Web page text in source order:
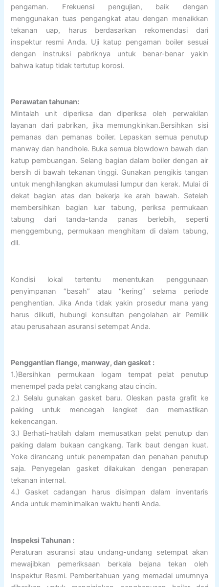
pengaman. Frekuensi pengujian, baik dengan
menggunakan tuas pengangkat atau dengan menaikkan
tekanan uap, harus berdasarkan rekomendasi dari
inspektur resmi Anda. Uji katup pengaman boiler sesuai
dengan instruksi pabriknya untuk benar-benar yakin
bahwa katup tidak tertutup korosi.
Perawatan tahunan:
Mintalah unit diperiksa dan diperiksa oleh perwakilan
layanan dari pabrikan, jika memungkinkan.Bersihkan sisi
pemanas dan pemanas boiler. Lepaskan semua penutup
manway dan handhole. Buka semua blowdown bawah dan
katup pembuangan. Selang bagian dalam boiler dengan air
bersih di bawah tekanan tinggi. Gunakan pengikis tangan
untuk menghilangkan akumulasi lumpur dan kerak. Mulai di
dekat bagian atas dan bekerja ke arah bawah. Setelah
membersihkan bagian luar tabung, periksa permukaan
tabung dari tanda-tanda panas berlebih, seperti
menggembung, permukaan menghitam di dalam tabung,
dll.
Kondisi lokal tertentu menentukan penggunaan
penyimpanan “basah” atau “kering” selama periode
penghentian. Jika Anda tidak yakin prosedur mana yang
harus diikuti, hubungi konsultan pengolahan air Pemilik
atau perusahaan asuransi setempat Anda.
Penggantian flange, manway, dan gasket :
1.)Bersihkan permukaan logam tempat pelat penutup
menempel pada pelat cangkang atau cincin.
2.) Selalu gunakan gasket baru. Oleskan pasta grafit ke
paking untuk mencegah lengket dan memastikan
kekencangan.
3.) Berhati-hatilah dalam memusatkan pelat penutup dan
paking dalam bukaan cangkang. Tarik baut dengan kuat.
Yoke dirancang untuk penempatan dan penahan penutup
saja. Penyegelan gasket dilakukan dengan penerapan
tekanan internal.
4.) Gasket cadangan harus disimpan dalam inventaris
Anda untuk meminimalkan waktu henti Anda.
Inspeksi Tahunan :
Peraturan asuransi atau undang-undang setempat akan
mewajibkan pemeriksaan berkala bejana tekan oleh
Inspektur Resmi. Pemberitahuan yang memadai umumnya